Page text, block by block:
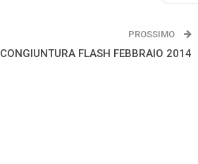
PROSSIMO
CONGIUNTURA FLASH FEBBRAIO 2014